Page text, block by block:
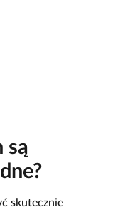
są
skutecznie